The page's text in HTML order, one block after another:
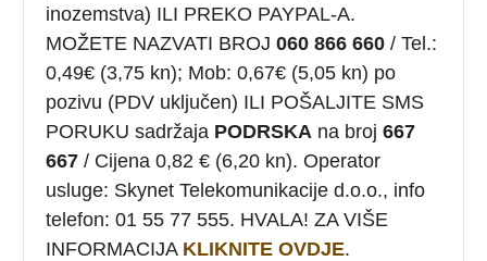
inozemstva) ILI PREKO PAYPAL-A.
MOŽETE NAZVATI BROJ060 866 660 / Tel.:
0,49€ (3,75 kn); Mob: 0,67€ (5,05 kn) po
pozivu (PDV uključen) ILI POŠALJITE SMS
PORUKU sadržaja PODRSKA na broj667
667 / Cijena 0,82 € (6,20 kn). Operator
usluge: Skynet Telekomunikacije d.o.o., info
telefon: 01 55 77 555. HVALA! ZA VIŠE
INFORMACIJA KLIKNITE OVDJE.